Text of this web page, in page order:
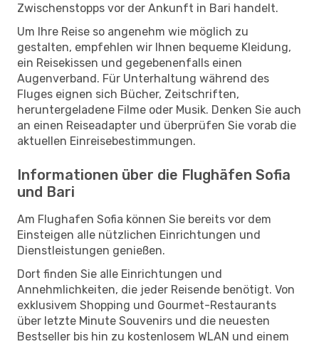
Zwischenstopps vor der Ankunft in Bari handelt.
Um Ihre Reise so angenehm wie möglich zu
gestalten, empfehlen wir Ihnen bequeme Kleidung,
ein Reisekissen und gegebenenfalls einen
Augenverband. Für Unterhaltung während des
Fluges eignen sich Bücher, Zeitschriften,
heruntergeladene Filme oder Musik. Denken Sie auch
an einen Reiseadapter und überprüfen Sie vorab die
aktuellen Einreisebestimmungen.
Informationen über die Flughäfen Sofia
und Bari
Am Flughafen Sofia können Sie bereits vor dem
Einsteigen alle nützlichen Einrichtungen und
Dienstleistungen genießen.
Dort finden Sie alle Einrichtungen und
Annehmlichkeiten, die jeder Reisende benötigt. Von
exklusivem Shopping und Gourmet-Restaurants
über letzte Minute Souvenirs und die neuesten
Bestseller bis hin zu kostenlosem WLAN und einem